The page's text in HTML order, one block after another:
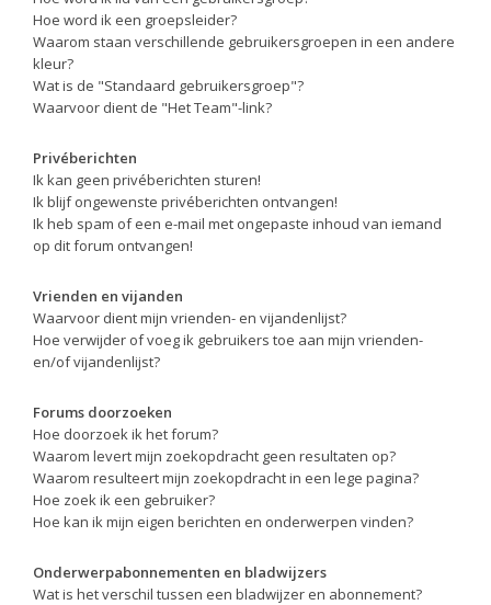
Hoe word ik een groepsleider?
Waarom staan verschillende gebruikersgroepen in een andere
kleur?
Wat is de "Standaard gebruikersgroep"?
Waarvoor dient de "Het Team"-link?
Privéberichten
Ik kan geen privéberichten sturen!
Ik blijf ongewenste privéberichten ontvangen!
Ik heb spam of een e-mail met ongepaste inhoud van iemand
op dit forum ontvangen!
Vrienden en vijanden
Waarvoor dient mijn vrienden- en vijandenlijst?
Hoe verwijder of voeg ik gebruikers toe aan mijn vrienden-
en/of vijandenlijst?
Forums doorzoeken
Hoe doorzoek ik het forum?
Waarom levert mijn zoekopdracht geen resultaten op?
Waarom resulteert mijn zoekopdracht in een lege pagina?
Hoe zoek ik een gebruiker?
Hoe kan ik mijn eigen berichten en onderwerpen vinden?
Onderwerpabonnementen en bladwijzers
Wat is het verschil tussen een bladwijzer en abonnement?